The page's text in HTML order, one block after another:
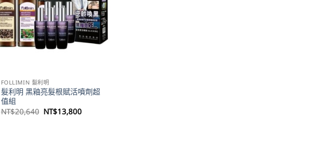
FOLLIMIN 髮利明
髮利明 黑釉亮髮根賦活噴劑超
值組
NT$20,640 原
NT$13,800目